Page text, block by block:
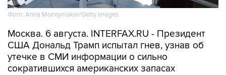
Фото: Anna Moneymaker/Getty Images
Москва. 6 августа. INTERFAX.RU - Президент
США Дональд Трамп испытал гнев, узнав об
утечке в СМИ информации о сильно
сократившихся американских запасах